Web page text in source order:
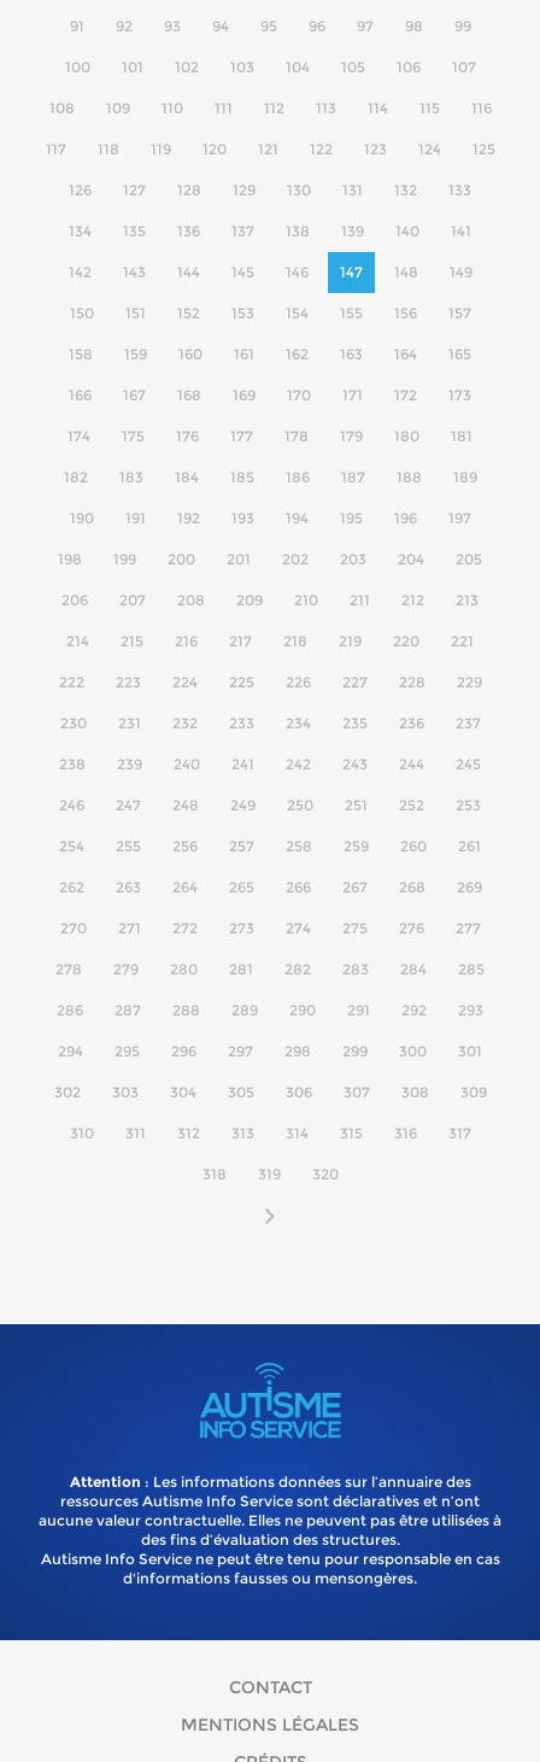
91 92 93 94 95 96 97 98 99
100 101 102 103 104 105 106 107
108 109 110 111 112 113 114 115 116
117 118 119 120 121 122 123 124 125
126 127 128 129 130 131 132 133
134 135 136 137 138 139 140 141
142 143 144 145 146 147 148 149
150 151 152 153 154 155 156 157
158 159 160 161 162 163 164 165
166 167 168 169 170 171 172 173
174 175 176 177 178 179 180 181
182 183 184 185 186 187 188 189
190 191 192 193 194 195 196 197
198 199 200 201 202 203 204 205
206 207 208 209 210 211 212 213
214 215 216 217 218 219 220 221
222 223 224 225 226 227 228 229
230 231 232 233 234 235 236 237
238 239 240 241 242 243 244 245
246 247 248 249 250 251 252 253
254 255 256 257 258 259 260 261
262 263 264 265 266 267 268 269
270 271 272 273 274 275 276 277
278 279 280 281 282 283 284 285
286 287 288 289 290 291 292 293
294 295 296 297 298 299 300 301
302 303 304 305 306 307 308 309
310 311 312 313 314 315 316 317
318 319 320
Attention : Les informations données sur l’annuaire des
ressources Autisme Info Service sont déclaratives et n’ont
aucune valeur contractuelle. Elles ne peuvent pas être utilisées à
des fins d’évaluation des structures.
Autisme Info Service ne peut être tenu pour responsable en cas
d'informations fausses ou mensongères.
CONTACT
MENTIONS LÉGALES